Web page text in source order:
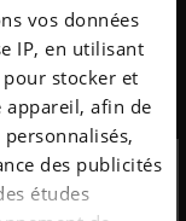
vos données
IP, en utilisant
stocker et
appareil, afin de
des publicités
études